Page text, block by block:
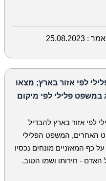
:
25.08.2023
לפי אזור בארץ; מצאו
במשפט פלילי לפי מיקום
לפי אזור בארץ להבדיל
האחרים, המשפט הפלילי
כף המאזניים מונחים נכסיו
האדם - חירותו ושמו הטוב.